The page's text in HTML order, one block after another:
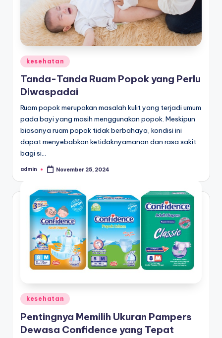
Posted
kesehatan
Tanda-Tanda Ruam Popok yang Perlu
Diwaspadai
Ruam popok merupakan masalah kulit yang terjadi umum
pada bayi yang masih menggunakan popok. Meskipun
biasanya ruam popok tidak berbahaya, kondisi ini
dapat menyebabkan ketidaknyamanan dan rasa sakit
bagi si…
Posted
admin November 25, 2024
Posted
kesehatan
Pentingnya Memilih Ukuran Pampers
Dewasa Confidence yang Tepat